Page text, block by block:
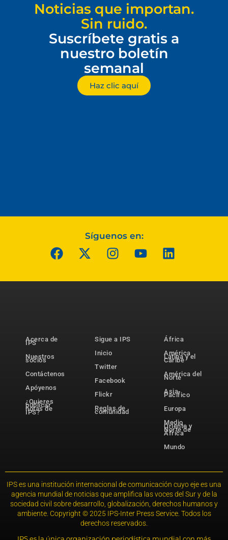
Noticias que importan.
Sin ruido.
Suscríbete gratis a
nuestro boletín
semanal
Haz clic aquí
Síguenos en:
Acerca de
IPS
Nuestros
socios
Contáctenos
Apóyenos
¿Quieres
publicar
notas de
IPS?
Sigue a IPS
Inicio
Twitter
Facebook
Flickr
Reglas de
comunidad
África
América
Latina y el
Caribe
América del
Norte
Asia-
Pacífico
Europa
Medio
Oriente y
Norte de
África
Mundo
IPS es una institución internacional de comunicación cuyo eje es una
agencia mundial de noticias que amplifica las voces del Sur y de la
sociedad civil sobre desarrollo, globalización, derechos humanos y
ambiente. Copyright © 2025 IPS-Inter Press Service. Todos los
derechos reservados.